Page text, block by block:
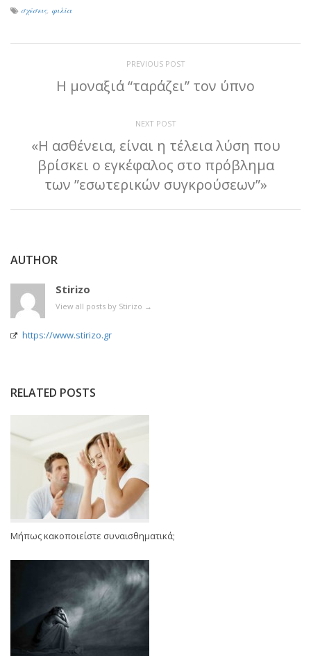
σχέσεις, φιλία
PREVIOUS POST
Η μοναξιά “ταράζει” τον ύπνο
NEXT POST
«Η ασθένεια, είναι η τέλεια λύση που
βρίσκει ο εγκέφαλος στο πρόβλημα
των ”εσωτερικών συγκρούσεων”»
AUTHOR
Stirizo
View all posts by Stirizo →
https://www.stirizo.gr
RELATED POSTS
Μήπως κακοποιείστε συναισθηματικά;